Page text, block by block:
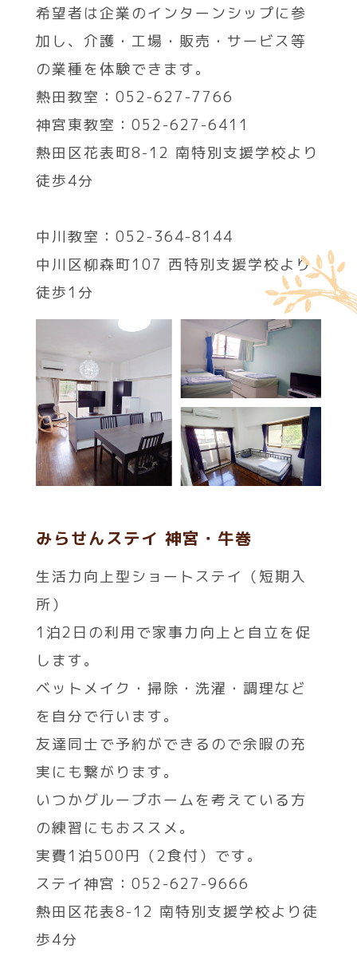
希望者は企業のインターンシップに参
加し、介護・工場・販売・サービス等
の業種を体験できます。
熱田教室：052-627-7766
神宮東教室：052-627-6411
熱田区花表町8-12 南特別支援学校より
徒歩4分
中川教室：052-364-8144
中川区柳森町107 西特別支援学校より
徒歩1分
みらせんステイ 神宮・牛巻
生活力向上型ショートステイ（短期入
所）
1泊2日の利用で家事力向上と自立を促
します。
ベットメイク・掃除・洗濯・調理など
を自分で行います。
友達同士で予約ができるので余暇の充
実にも繋がります。
いつかグループホームを考えている方
の練習にもおススメ。
実費1泊500円（2食付）です。
ステイ神宮：052-627-9666
熱田区花表8-12 南特別支援学校より徒
歩4分